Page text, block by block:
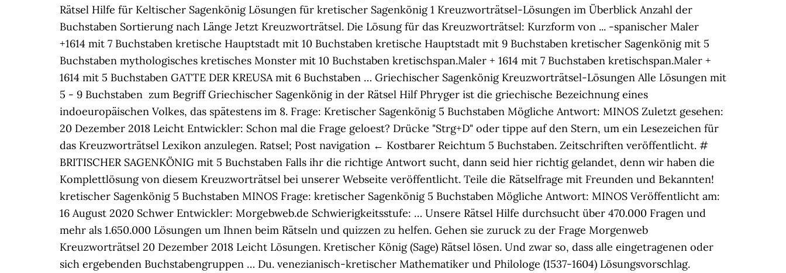
Rätsel Hilfe für Keltischer Sagenkönig Lösungen für kretischer Sagenkönig 1 Kreuzworträtsel-Lösungen im Überblick Anzahl der
Buchstaben Sortierung nach Länge Jetzt Kreuzworträtsel. Die Lösung für das Kreuzworträtsel: Kurzform von ... -spanischer Maler
+1614 mit 7 Buchstaben kretische Hauptstadt mit 10 Buchstaben kretische Hauptstadt mit 9 Buchstaben kretischer Sagenkönig mit 5
Buchstaben mythologisches kretisches Monster mit 10 Buchstaben kretischspan.Maler + 1614 mit 7 Buchstaben kretischspan.Maler +
1614 mit 5 Buchstaben GATTE DER KREUSA mit 6 Buchstaben … Griechischer Sagenkönig Kreuzworträtsel-Lösungen Alle Lösungen mit
5 - 9 Buchstaben ️ zum Begriff Griechischer Sagenkönig in der Rätsel Hilf Phryger ist die griechische Bezeichnung eines
indoeuropäischen Volkes, das spätestens im 8. Frage: Kretischer Sagenkönig 5 Buchstaben Mögliche Antwort: MINOS Zuletzt gesehen:
20 Dezember 2018 Leicht Entwickler: Schon mal die Frage geloest? Drücke "Strg+D" oder tippe auf den Stern, um ein Lesezeichen für
das Kreuzworträtsel Lexikon anzulegen. Ratsel; Post navigation ← Kostbarer Reichtum 5 Buchstaben. Zeitschriften veröffentlicht. #
BRITISCHER SAGENKÖNIG mit 5 Buchstaben Falls ihr die richtige Antwort sucht, dann seid hier richtig gelandet, denn wir haben die
Komplettlösung von diesem Kreuzworträtsel bei unserer Webseite veröffentlicht. Teile die Rätselfrage mit Freunden und Bekannten!
kretischer Sagenkönig 5 Buchstaben MINOS Frage: kretischer Sagenkönig 5 Buchstaben Mögliche Antwort: MINOS Veröffentlicht am:
16 August 2020 Schwer Entwickler: Morgebweb.de Schwierigkeitsstufe: … Unsere Rätsel Hilfe durchsucht über 470.000 Fragen und
mehr als 1.650.000 Lösungen um Ihnen beim Rätseln und quizzen zu helfen. Gehen sie zuruck zu der Frage Morgenweb
Kreuzworträtsel 20 Dezember 2018 Leicht Lösungen. Kretischer König (Sage) Rätsel lösen. Und zwar so, dass alle eingetragenen oder
sich ergebenden Buchstabengruppen … Du. venezianisch-kretischer Mathematiker und Philologe (1537-1604) Lösungsvorschlag.